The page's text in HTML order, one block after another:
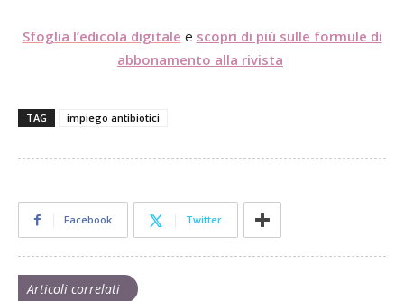
Sfoglia l’edicola digitale e scopri di più sulle formule di
abbonamento alla rivista
TAG impiego antibiotici
Facebook Twitter
Articoli correlati